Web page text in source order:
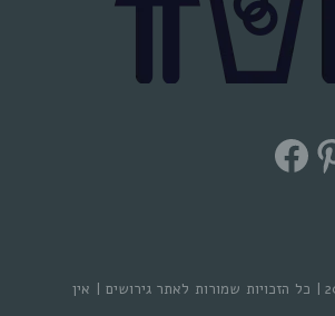
Facebook
גירושים © 2026 | כל הזכויות שמורות לאתר גירושים | אין